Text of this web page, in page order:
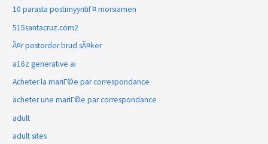
10 parasta postimyyntiГ¤ morsiamen
515santacruz.com2
Ã¤r postorder brud sÃ¤ker
a16z generative ai
Acheter la mariГ©e par correspondance
acheter une mariГ©e par correspondance
adult
adult sites